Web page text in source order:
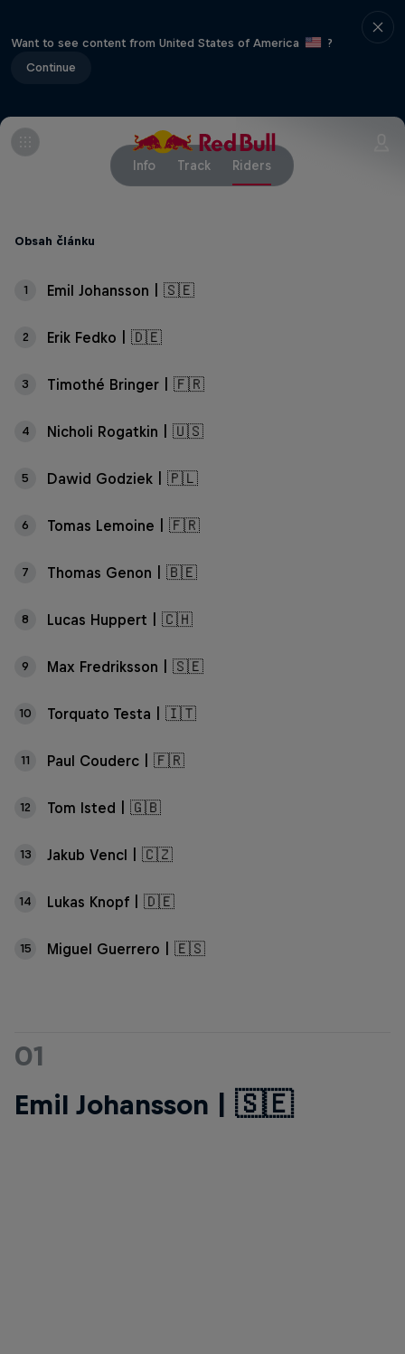
Want to see content from United States of America
?
Continue
Info Track Riders
Obsah článku
1 Emil Johansson | 🇸🇪
2 Erik Fedko | 🇩🇪
3 Timothé Bringer | 🇫🇷
4 Nicholi Rogatkin | 🇺🇸
5 Dawid Godziek | 🇵🇱
6 Tomas Lemoine | 🇫🇷
7 Thomas Genon | 🇧🇪
8 Lucas Huppert | 🇨🇭
9 Max Fredriksson | 🇸🇪
10 Torquato Testa | 🇮🇹
11 Paul Couderc | 🇫🇷
12 Tom Isted | 🇬🇧
13 Jakub Vencl | 🇨🇿
14 Lukas Knopf | 🇩🇪
15 Miguel Guerrero | 🇪🇸
01
Emil Johansson | 🇸🇪